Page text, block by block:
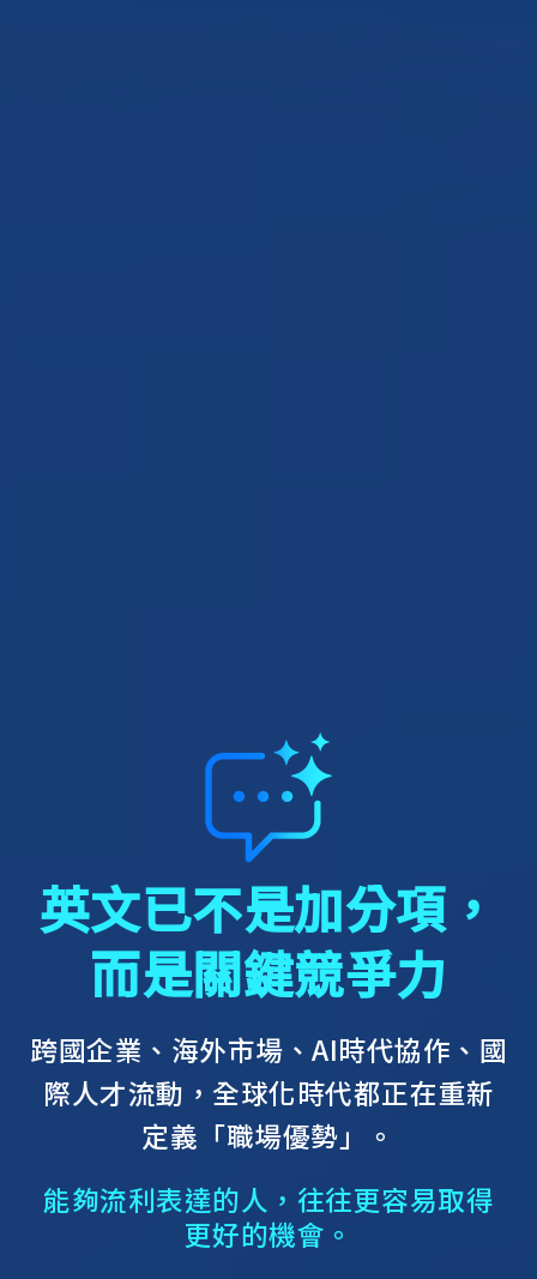
英文已不是加分項，
而是關鍵競爭力
跨國企業、海外市場、AI時代協作、國
際人才流動， 全球化時代都正在重新
定義「職場優勢」。
能夠流利表達的人，往往更容易取得
更好的機會。